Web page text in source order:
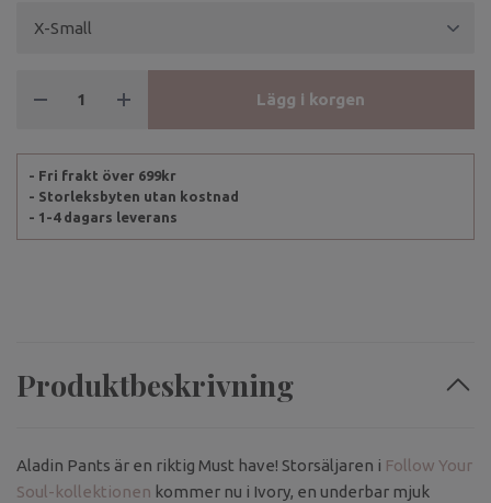
Lägg i korgen
- Fri frakt över 699kr
- Storleksbyten utan kostnad
- 1-4 dagars leverans
Produktbeskrivning
Aladin Pants är en riktig Must have! Storsäljaren i Follow Your
Soul-kollektionen kommer nu i Ivory, en underbar mjuk